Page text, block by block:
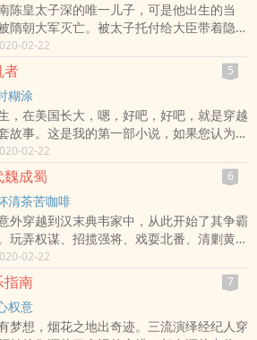
陈皇太子深的唯一儿子，可是他出生的当
隋朝大军灭亡。被太子托付给大臣带着隐居
复，自小向往着成为一名英雄好汉，在他二
他偷偷的带着自己的几个家丁参加了隋第三
争。在陈克复的处女战中，他在百万军中，
的白马白袍形像，引得了皇帝的注意，实现
好汉的梦想，却也在漫天的雷电交加中，被
十一世纪的青年灵魂穿越附身。长槊侵天
日光。战马、长枪、骠悍勇武的男人、鲜血
。穿越而来的陈克复知道隋朝即将灭亡，天
入乱世当中。乱世
02-22
者 5
糊涂
，在美国长大，嗯，好吧，好吧，就是穿越
故事。这是我的第一部小说，如果您认为写
我一票，如果您认为写得差，请指正。读者
校第一期(招生中)黄埔军校第二期(已满)黄
期(已满）黄埔军校第四期(已满)黄埔军校第
）黄埔军校第六期（招生中）黄埔军校第七
是觉得《民国投机者》还不错的话请不要忘
微博里的朋友推荐哦！《民国投机者》作
涂享受阅读 享受午后阳光带来的慵懒惬
午茶 一本好书。享受生活，享受小
02-22
成蜀 6
清茶苦咖啡
外穿越到汉末典韦家中，从此开始了其争霸
玩弄权谋、招揽强将、戏耍北番、清剿黄
蜀。。。以其强势姿态占据川蜀为基地，不
，取代前世三国中曹魏的强势最终成就蜀汉
＊咖啡求 收藏、求红票。感谢 修罗滅世、
刃 捧场支持。感谢各位书友的长期支持。
收藏，群：
02-22
指南 7
权意
梦想，烟花之地出奇迹。三流演绎经纪人穿